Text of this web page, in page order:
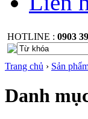
HOTLINE : 0903
Trang chủ › Sản
Danh